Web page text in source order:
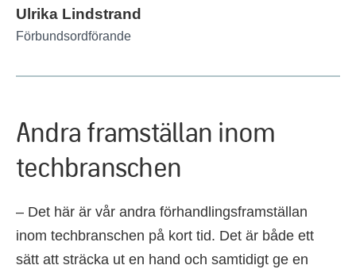
Ulrika Lindstrand
Förbundsordförande
Andra framställan inom
techbranschen
– Det här är vår andra förhandlingsframställan
inom techbranschen på kort tid. Det är både ett
sätt att sträcka ut en hand och samtidigt ge en